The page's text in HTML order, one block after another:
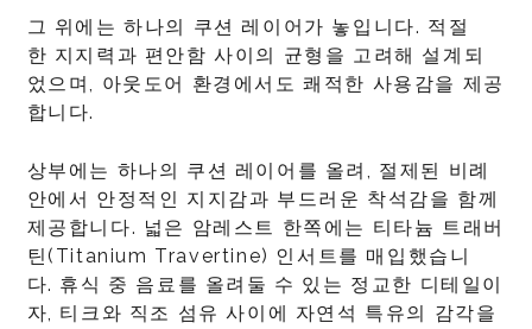
그 위에는 하나의 쿠션 레이어가 놓입니다. 적절
한 지지력과 편안함 사이의 균형을 고려해 설계되
었으며, 아웃도어 환경에서도 쾌적한 사용감을 제공
합니다.
상부에는 하나의 쿠션 레이어를 올려, 절제된 비례
안에서 안정적인 지지감과 부드러운 착석감을 함께
제공합니다. 넓은 암레스트 한쪽에는 티타늄 트래버
틴(Titanium Travertine) 인서트를 매입했습니
다. 휴식 중 음료를 올려둘 수 있는 정교한 디테일이
자, 티크와 직조 섬유 사이에 자연석 특유의 감각을